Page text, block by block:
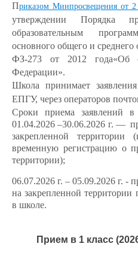
Приказом Минпросвещения от 2
утверждении Порядка
образовательным
основного общего и среднего
ФЗ-273 от 2012 года«Об
Федерации».
Школа принимает
ЕПГУ, через операторов
Сроки приема заявлений
01.04.2026 –30.06.2026 г. —
закрепленной
временную регистрацию о
территории);
06.07.2026 г. – 05.09.2026 г.
на закрепленной
в школе.
Прием в 1 класс